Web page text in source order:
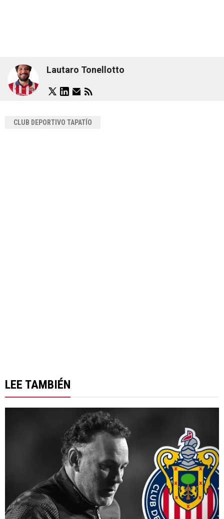
Lautaro Tonellotto
CLUB DEPORTIVO TAPATÍO
LEE TAMBIÉN